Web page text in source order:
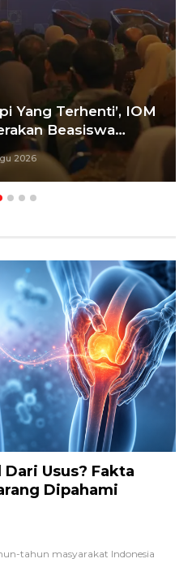
Berbagai Sekolah,
Bandung Fokus
2026
Usus? Fakta
Dipahami
tahun masyarakat Indonesia